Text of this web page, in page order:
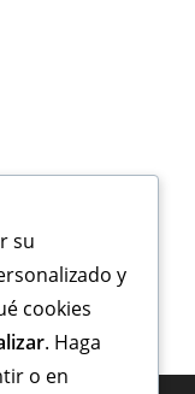
su
y
cookies
. Haga
o en